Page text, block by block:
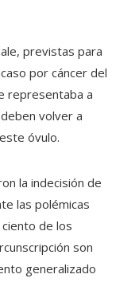
previstas para
por cáncer del
representaba a
volver a
óvulo.
la indecisión de
las polémicas
de los
son
generalizado